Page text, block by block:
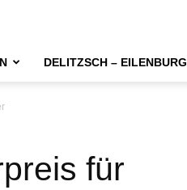
DELITZSCH – EILENBURG
für